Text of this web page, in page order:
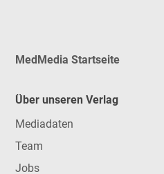
MedMedia Startseite
Über unseren Verlag
Mediadaten
Team
Jobs